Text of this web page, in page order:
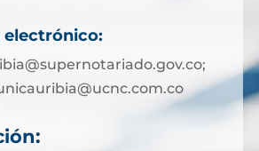
electrónico: